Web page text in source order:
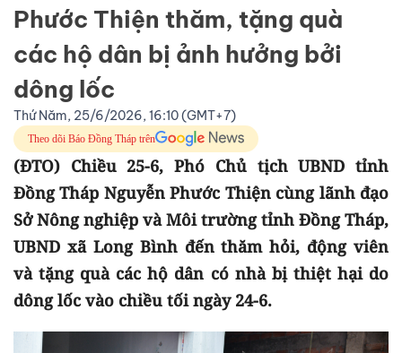
Phước Thiện thăm, tặng quà
các hộ dân bị ảnh hưởng bởi
dông lốc
Thứ Năm, 25/6/2026, 16:10 (GMT+7)
Theo dõi Báo Đồng Tháp trên
(ĐTO) Chiều 25-6, Phó Chủ tịch UBND tỉnh
Đồng Tháp Nguyễn Phước Thiện cùng lãnh đạo
Sở Nông nghiệp và Môi trường tỉnh Đồng Tháp,
UBND xã Long Bình đến thăm hỏi, động viên
và tặng quà các hộ dân có nhà bị thiệt hại do
dông lốc vào chiều tối ngày 24-6.